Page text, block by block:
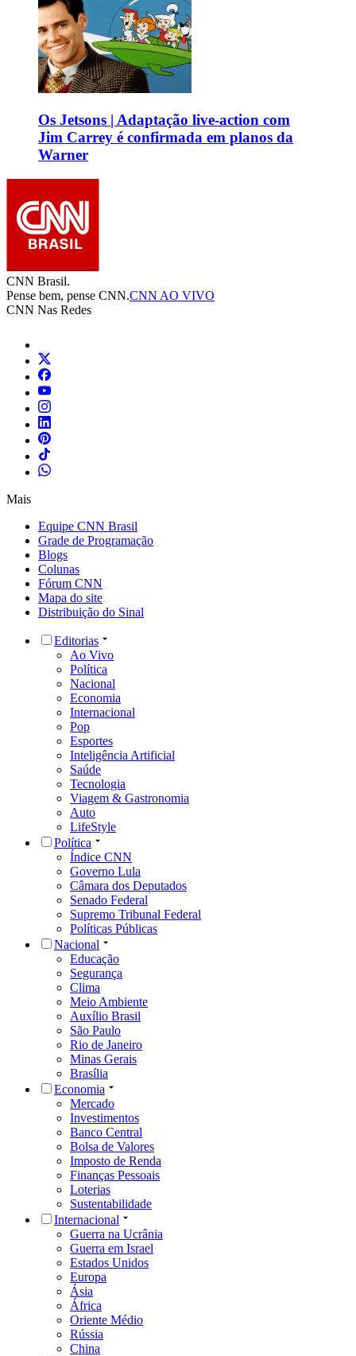
Os Jetsons | Adaptação live-action com
Jim Carrey é confirmada em planos da
Warner
CNN Brasil.
Pense bem, pense CNN.CNN AO VIVO
CNN Nas Redes
Mais
Equipe CNN Brasil
Grade de Programação
Blogs
Colunas
Fórum CNN
Mapa do site
Distribuição do Sinal
Editorias
Ao Vivo
Política
Nacional
Economia
Internacional
Pop
Esportes
Inteligência Artificial
Saúde
Tecnologia
Viagem & Gastronomia
Auto
LifeStyle
Política
Índice CNN
Governo Lula
Câmara dos Deputados
Senado Federal
Supremo Tribunal Federal
Políticas Públicas
Nacional
Educação
Segurança
Clima
Meio Ambiente
Auxílio Brasil
São Paulo
Rio de Janeiro
Minas Gerais
Brasília
Economia
Mercado
Investimentos
Banco Central
Bolsa de Valores
Imposto de Renda
Finanças Pessoais
Loterias
Sustentabilidade
Internacional
Guerra na Ucrânia
Guerra em Israel
Estados Unidos
Europa
Ásia
África
Oriente Médio
Rússia
China